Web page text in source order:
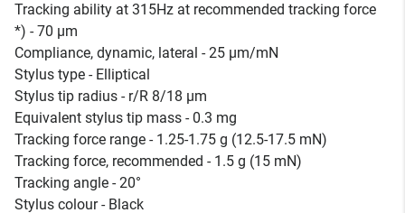
Tracking ability at 315Hz at recommended tracking force
*) - 70 µm
Compliance, dynamic, lateral - 25 µm/mN
Stylus type - Elliptical
Stylus tip radius - r/R 8/18 µm
Equivalent stylus tip mass - 0.3 mg
Tracking force range - 1.25-1.75 g (12.5-17.5 mN)
Tracking force, recommended - 1.5 g (15 mN)
Tracking angle - 20°
Stylus colour - Black